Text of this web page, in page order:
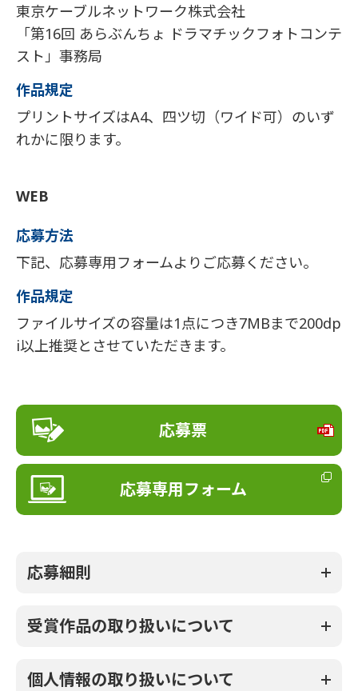
東京ケーブルネットワーク株式会社
「第16回 あらぶんちょ ドラマチックフォトコンテ
スト」事務局
作品規定
プリントサイズはA4、四ツ切（ワイド可）のいず
れかに限ります。
WEB
応募方法
下記、応募専用フォームよりご応募ください。
作品規定
ファイルサイズの容量は1点につき7MBまで200dp
i以上推奨とさせていただきます。
応募票
応募専用フォーム
応募細則
受賞作品の取り扱いについて
個人情報の取り扱いについて